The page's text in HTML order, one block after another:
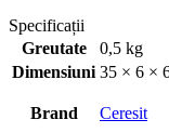
Specificații
Greutate
0,5 kg
Dimensiuni 35 × 6 ×
Brand Ceresit